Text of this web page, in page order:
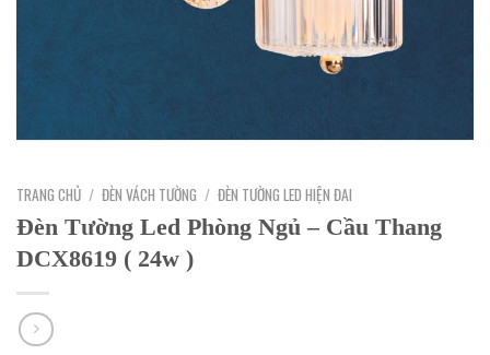
TRANG CHỦ / ĐÈN VÁCH TƯỜNG / ĐÈN TƯỜNG LED HIỆN ĐAI
Đèn Tường Led Phòng Ngủ – Cầu Thang
DCX8619 ( 24w )